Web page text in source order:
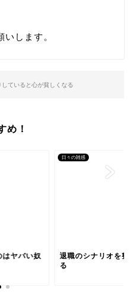
します。
していると心が貧しくなる
め！
はヤバい奴
日々の雑感
退職のシナリオを整
る